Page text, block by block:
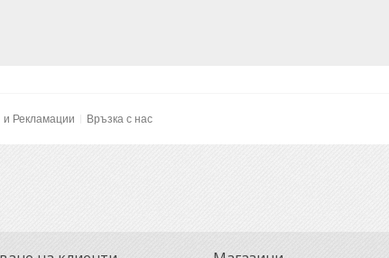
и Рекламации Връзка с нас